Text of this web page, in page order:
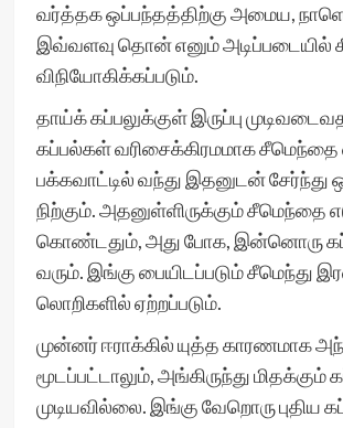
வர்த்தக ஒப்பந்தத்திற்கு அமைய,
இவ்வளவு தொன் எனும் அடிப்படையில்
விநியோகிக்கப்படும்.
தாய்க் கப்பலுக்குள் இருப்பு
கப்பல்கள் வரிசைக்கிரமமாக சீமெந்தை
பக்கவாட்டில் வந்து இதனுடன்
நிற்கும். அதனுள்ளிருக்கும் சீமெந்தை
கொண்டதும், அது போக, இன்னொரு
வரும். இங்கு பையிடப்படும் சீமெந்து
லொறிகளில் ஏற்றப்படும்.
முன்னர் ஈராக்கில் யுத்த காரணமாக
மூடப்பட்டாலும், அங்கிருந்து
முடியவில்லை. இங்கு வேறொரு புதிய